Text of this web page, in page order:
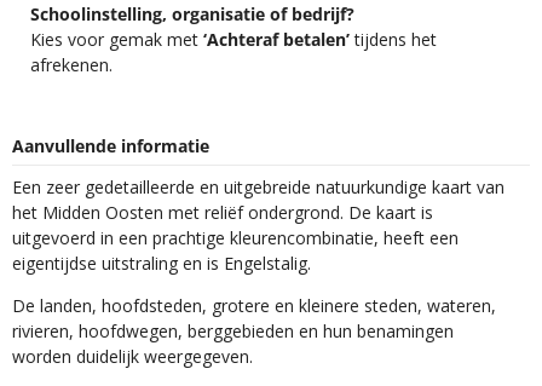
Schoolinstelling, organisatie of bedrijf?
Kies voor gemak met ‘Achteraf betalen’tijdens het
afrekenen.
Aanvullende informatie
Een zeer gedetailleerde en uitgebreide natuurkundige kaart van
het Midden Oosten met reliëf ondergrond. De kaart is
uitgevoerd in een prachtige kleurencombinatie, heeft een
eigentijdse uitstraling en is Engelstalig.
De landen, hoofdsteden, grotere en kleinere steden, wateren,
rivieren, hoofdwegen, berggebieden en hun benamingen
worden duidelijk weergegeven.